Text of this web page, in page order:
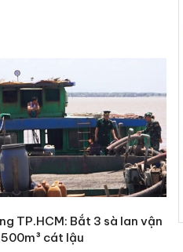
TP.HCM: Bắt 3 sà lan vận
cát lậu
An Giang: Đối tượng
chủ mưu đường dây
bán hàng giả tại Phú
Quốc ra đầu thú